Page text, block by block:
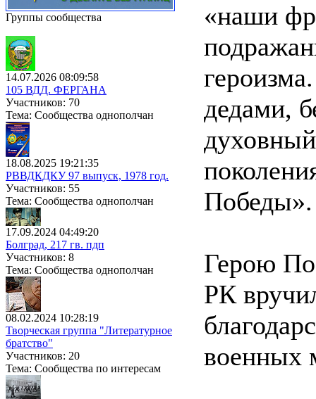
Группы сообщества
14.07.2026 08:09:58
105 ВДД. ФЕРГАНА
Участников: 70
Тема: Сообщества однополчан
18.08.2025 19:21:35
РВВДКДКУ 97 выпуск, 1978 год.
Участников: 55
Тема: Сообщества однополчан
17.09.2024 04:49:20
Болград, 217 гв. пдп
Участников: 8
Тема: Сообщества однополчан
08.02.2024 10:28:19
Творческая группа "Литературное
братство"
Участников: 20
Тема: Сообщества по интересам
«наши
дедами,
Победы».
Герою
РК
военных